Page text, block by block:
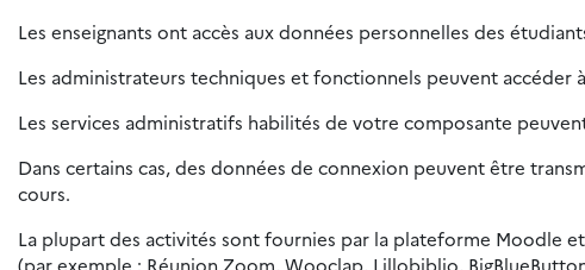
Les enseignants ont accès aux données personnelles des
Les administrateurs techniques et fonctionnels peuvent accéder
Les services administratifs habilités de votre composante
Dans certains cas, des données de connexion peuvent être
cours.
La plupart des activités sont fournies par la plateforme Moodle
(par exemple : Réunion Zoom, Wooclap, Lillobiblio,